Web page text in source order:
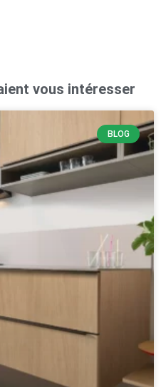
vous intéresser
BLOG